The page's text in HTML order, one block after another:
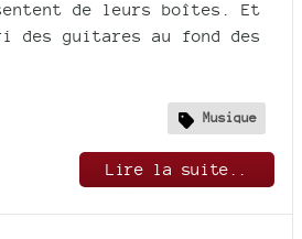
de leurs boîtes. Et
des guitares au fond des
Musique
Lire la suite..